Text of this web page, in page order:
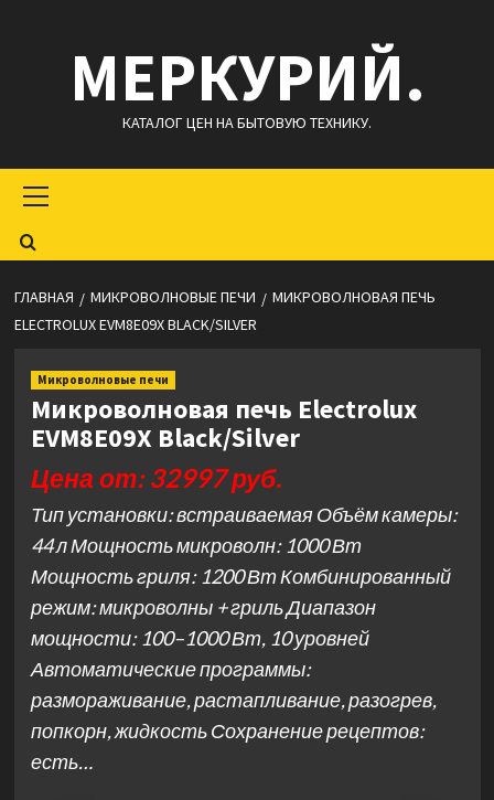
содержимомуМЕРКУРИЙ.
КАТАЛОГ ЦЕН НА БЫТОВУЮ ТЕХНИКУ.
меню
ГЛАВНАЯ МИКРОВОЛНОВЫЕ ПЕЧИ
МИКРОВОЛНОВАЯ ПЕЧЬ
ELECTROLUX EVM8E09X BLACK/SILVER
Микроволновые печи
Микроволновая печь Electrolux
EVM8E09X Black/Silver
Цена от: 32997 руб.
Тип установки: встраиваемая Объём камеры:
44 л Мощность микроволн: 1000 Вт
Мощность гриля: 1200 Вт Комбинированный
режим: микроволны + гриль Диапазон
мощности: 100–1000 Вт, 10 уровней
Автоматические программы:
размораживание, растапливание, разогрев,
попкорн, жидкость Сохранение рецептов:
есть…